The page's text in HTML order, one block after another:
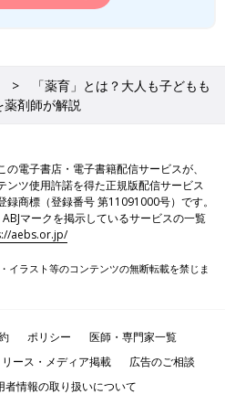
「薬育」とは？大人も子どもも
剤師が解説
の電子書店・電子書籍配信サービスが、
ンツ使用許諾を得た正規版配信サービス
録商標（登録番号 第11091000号）です。
マークを掲示しているサービスの一覧
aebs.or.jp/
イラスト等のコンテンツの無断転載を禁じま
ポリシー
医師・専門家一覧
ース・メディア掲載
広告のご相談
者情報の取り扱いについて